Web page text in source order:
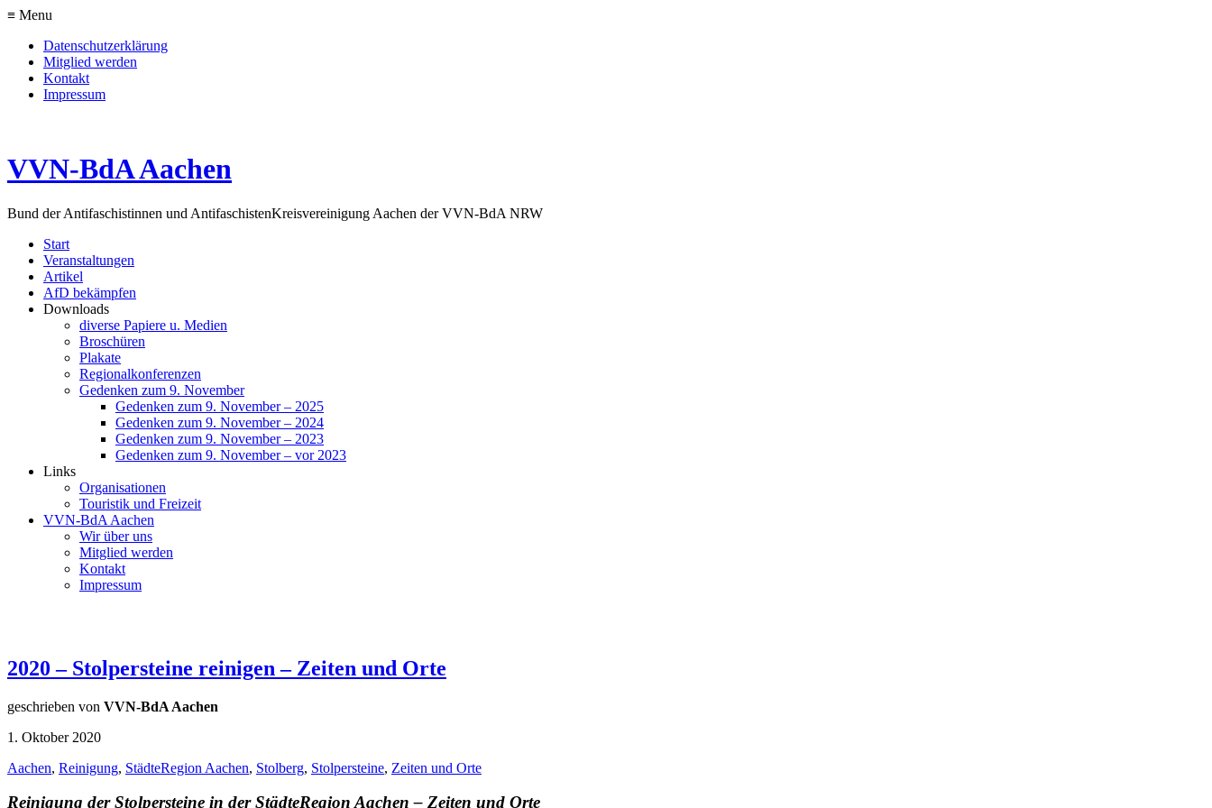
≡ Menu
Datenschutzerklärung
Mitglied werden
Kontakt
Impressum
VVN-BdA Aachen
Bund der Antifaschistinnen und AntifaschistenKreisvereinigung Aachen der VVN-BdA NRW
Start
Veranstaltungen
Artikel
AfD bekämpfen
Downloads
diverse Papiere u. Medien
Broschüren
Plakate
Regionalkonferenzen
Gedenken zum 9. November
Gedenken zum 9. November – 2025
Gedenken zum 9. November – 2024
Gedenken zum 9. November – 2023
Gedenken zum 9. November – vor 2023
Links
Organisationen
Touristik und Freizeit
VVN-BdA Aachen
Wir über uns
Mitglied werden
Kontakt
Impressum
2020 – Stolpersteine reinigen – Zeiten und Orte
geschrieben von VVN-BdA Aachen
1. Oktober 2020
Aachen, Reinigung, StädteRegion Aachen, Stolberg, Stolpersteine, Zeiten und Orte
Reinigung der Stolpersteine in derStädteRegion Aachen – Zeiten und Orte